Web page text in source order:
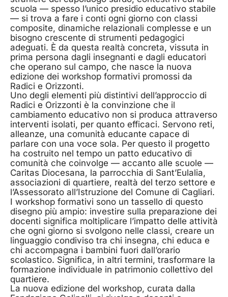
scuola — spesso l’unico presidio educativo stabile
— si trova a fare i conti ogni giorno con classi
composite, dinamiche relazionali complesse e un
bisogno crescente di strumenti pedagogici
adeguati. È da questa realtà concreta, vissuta in
prima persona dagli insegnanti e dagli educatori
che operano sul campo, che nasce la nuova
edizione dei workshop formativi promossi da
Radici e Orizzonti.
Uno degli elementi più distintivi dell’approccio di
Radici e Orizzonti è la convinzione che il
cambiamento educativo non si produca attraverso
interventi isolati, per quanto efficaci. Servono reti,
alleanze, una comunità educante capace di
parlare con una voce sola. Per questo il progetto
ha costruito nel tempo un patto educativo di
comunità che coinvolge — accanto alle scuole —
Caritas Diocesana, la parrocchia di Sant’Eulalia,
associazioni di quartiere, realtà del terzo settore e
l’Assessorato all’Istruzione del Comune di Cagliari.
I workshop formativi sono un tassello di questo
disegno più ampio: investire sulla preparazione dei
docenti significa moltiplicare l’impatto delle attività
che ogni giorno si svolgono nelle classi, creare un
linguaggio condiviso tra chi insegna, chi educa e
chi accompagna i bambini fuori dall’orario
scolastico. Significa, in altri termini, trasformare la
formazione individuale in patrimonio collettivo del
quartiere.
La nuova edizione del workshop, curata dalla